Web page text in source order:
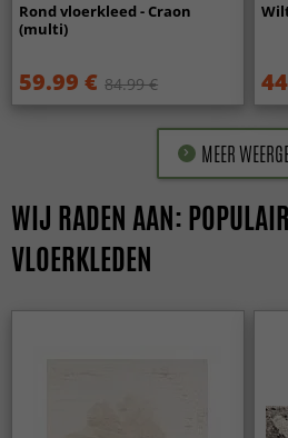
Rond vloerkleed - Craon
(multi)
59.99 € 84.99 €
MEER
WIJ RADEN AAN:
VLOERKLEDEN